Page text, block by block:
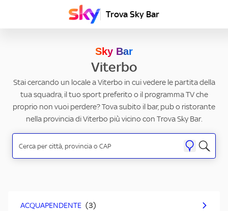
Trova Sky Bar
Sky Bar
Viterbo
Stai cercando un locale a Viterbo in cui vedere le partita della
tua squadra, il tuo sport preferito o il programma TV che
proprio non vuoi perdere? Tova subito il bar, pub o ristorante
nella provincia di Viterbo più vicino con Trova Sky Bar.
ACQUAPENDENTE